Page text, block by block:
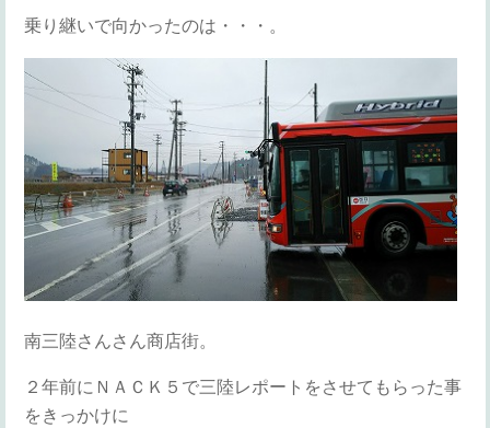
乗り継いで向かったのは・・・。
南三陸さんさん商店街。
２年前にＮＡＣＫ５で三陸レポートをさせてもらった事
をきっかけに